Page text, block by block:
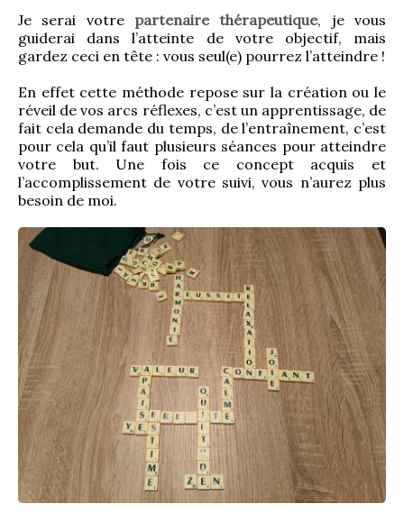
Je serai votre partenaire thérapeutique, je vous
guiderai dans l’atteinte de votre objectif, mais
gardez ceci en tête : vous seul(e) pourrez l’atteindre !
En effet cette méthode repose sur la création ou le
réveil de vos arcs réflexes, c’est un apprentissage, de
fait cela demande du temps, de l’entraînement, c’est
pour cela qu’il faut plusieurs séances pour atteindre
votre but. Une fois ce concept acquis et
l’accomplissement de votre suivi, vous n’aurez plus
besoin de moi.